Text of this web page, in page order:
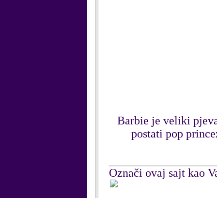
Barbie je veliki
postati pop
Označi ovaj sajt kao